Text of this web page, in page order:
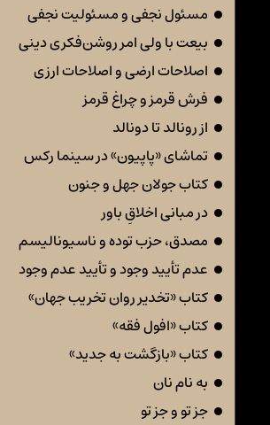
مسئول نجفی و مسئولیت نجفی
بیعت با ولی امر روشن‌فکری دینی
اصلاحات ارضی و اصلاحات ارزی
فرش قرمز و چراغ قرمز
از رونالد تا دونالد
تماشای «پاپیون» در سینما رکس
کتاب جولان جهل و جنون
در مبانی اخلاقِ باور
مصدق، حزب توده و ناسیونالیسم
عدم تأیید وجود و تأیید عدم وجود
کتاب «تخدیر روان تخریب جهان»
کتاب «افول فقه»
کتاب «بازگشت به جدید»
به نام نان
جز تو و جز تو